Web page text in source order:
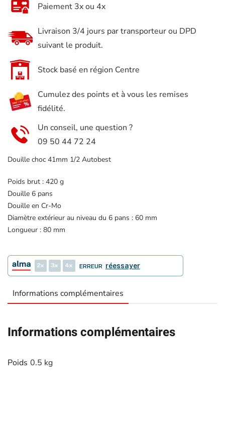
Paiement 3x ou 4x
Livraison 3/4 jours par transporteur ou DPD
suivant le produit.
Stock basé en région Centre
Cumulez des points et à vous les remises
fidélité.
Un conseil, une question ?
09 50 44 72 24
Douille choc 41mm 1/2 Autobest
Poids brut : 420 g
Douille 6 pans
Douille en Cr-Mo
Diamètre extérieur au niveau du 6 pans : 60 mm
Longueur : 80 mm
2 3 4 ERREUR réessayer
Informations complémentaires
Informations complémentaires
Poids 0.5 kg